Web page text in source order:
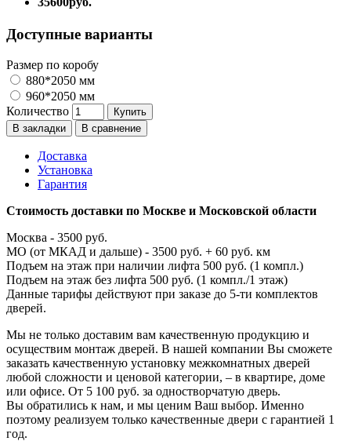
Доступные варианты
Размер по коробу
880*2050 мм
960*2050 мм
Количество
Купить
В закладки
В сравнение
Доставка
Установка
Гарантия
Стоимость доставки по Москве и Московской области
Москва - 3500 руб.
МО (от МКАД и дальше) - 3500 руб. + 60 руб. км
Подъем на этаж при наличии лифта 500 руб. (1 компл.)
Подъем на этаж без лифта 500 руб. (1 компл./1 этаж)
Данные тарифы действуют при заказе до 5-ти комплектов
дверей.
Мы не только доставим вам качественную продукцию и
осуществим монтаж дверей. В нашей компании Вы сможете
заказать качественную установку межкомнатных дверей
любой сложности и ценовой категории, – в квартире, доме
или офисе. От 5 100 руб. за одностворчатую дверь.
Вы обратились к нам, и мы ценим Ваш выбор. Именно
поэтому реализуем только качественные двери с гарантией 1
год.